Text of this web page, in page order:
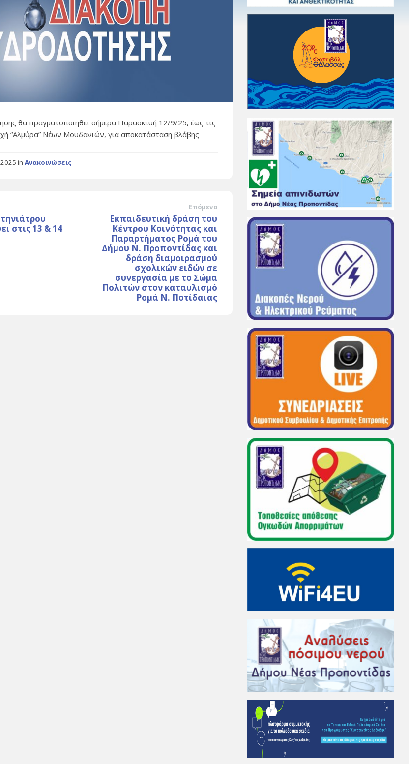
θα πραγματοποιηθεί σήμερα Παρασκευή 12/9/25, έως τις
“Αλμύρα” Νέων Μουδανιών, για αποκατάσταση βλάβης
2025inΑνακοινώσεις
στις 13 & 14
Επόμενο
Εκπαιδευτική δράση του
Κέντρου Κοινότητας και
Παραρτήματος Ρομά του
Δήμου Ν. Προποντίδας και
δράση διαμοιρασμού
σχολικών ειδών σε
συνεργασία με το Σώμα
Πολιτών στον καταυλισμό
Ρομά Ν. Ποτίδαιας